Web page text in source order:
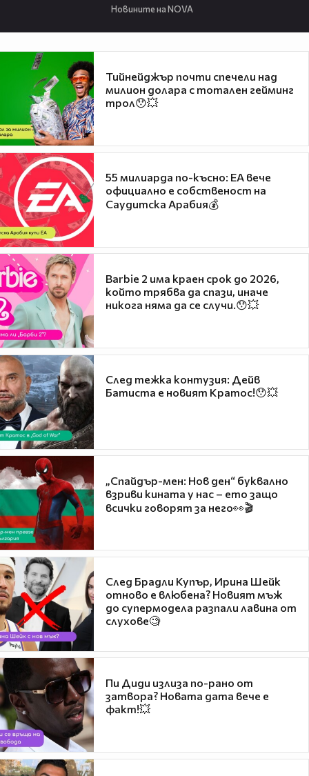
Новините на NOVA
Тийнейджър почти спечели над
милион долара с тотален гейминг
трол😯💥
55 милиарда по-късно: EA вече
официално е собственост на
Саудитска Арабия💰
Barbie 2 има краен срок до 2026,
който трябва да спази, иначе
никога няма да се случи.😯💥
След тежка контузия: Дейв
Батиста е новият Кратос!😯💥
„Спайдър-мен: Нов ден“ буквално
взриви кината у нас – ето защо
всички говорят за него👀🎬
След Брадли Купър, Ирина Шейк
отново е влюбена? Новият мъж
до супермодела разпали лавина от
слухове🧐
Пи Диди излиза по-рано от
затвора? Новата дата вече е
факт!💥